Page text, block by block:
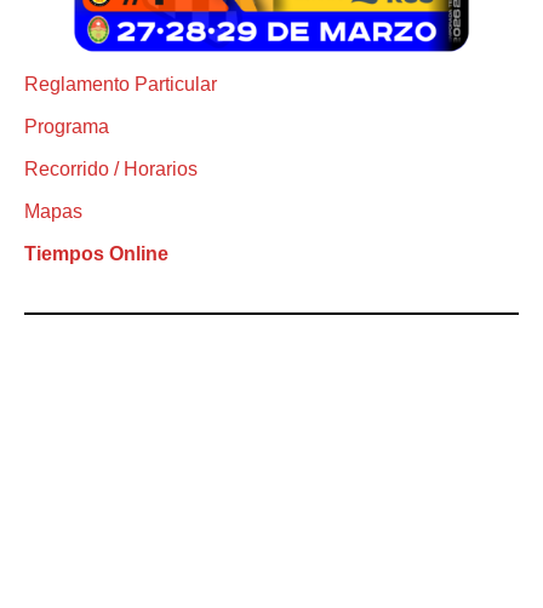
Reglamento Particular
Programa
Recorrido / Horarios
Mapas
Tiempos Online